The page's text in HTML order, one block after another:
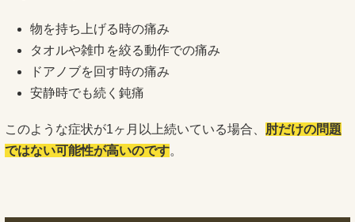
物を持ち上げる時の痛み
タオルや雑巾を絞る動作での痛み
ドアノブを回す時の痛み
安静時でも続く鈍痛
このような症状が1ヶ月以上続いている場合、 肘だけの問題
ではない可能性が高いのです。